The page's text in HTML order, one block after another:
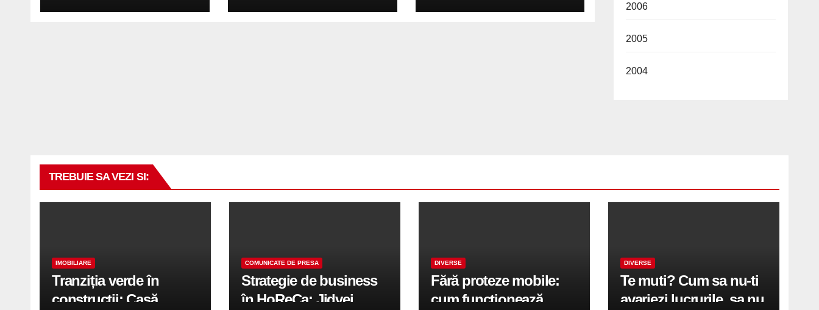
reciclabilă
2006
2005
2004
TREBUIE SA VEZI SI:
IMOBILIARE
Tranziția verde în
construcții: Casă
COMUNICATE DE PRESA
Strategie de business
în HoReCa: Jidvei
DIVERSE
Fără proteze mobile:
cum funcționează
DIVERSE
Te muti? Cum sa nu-ti
avariezi lucrurile, sa nu